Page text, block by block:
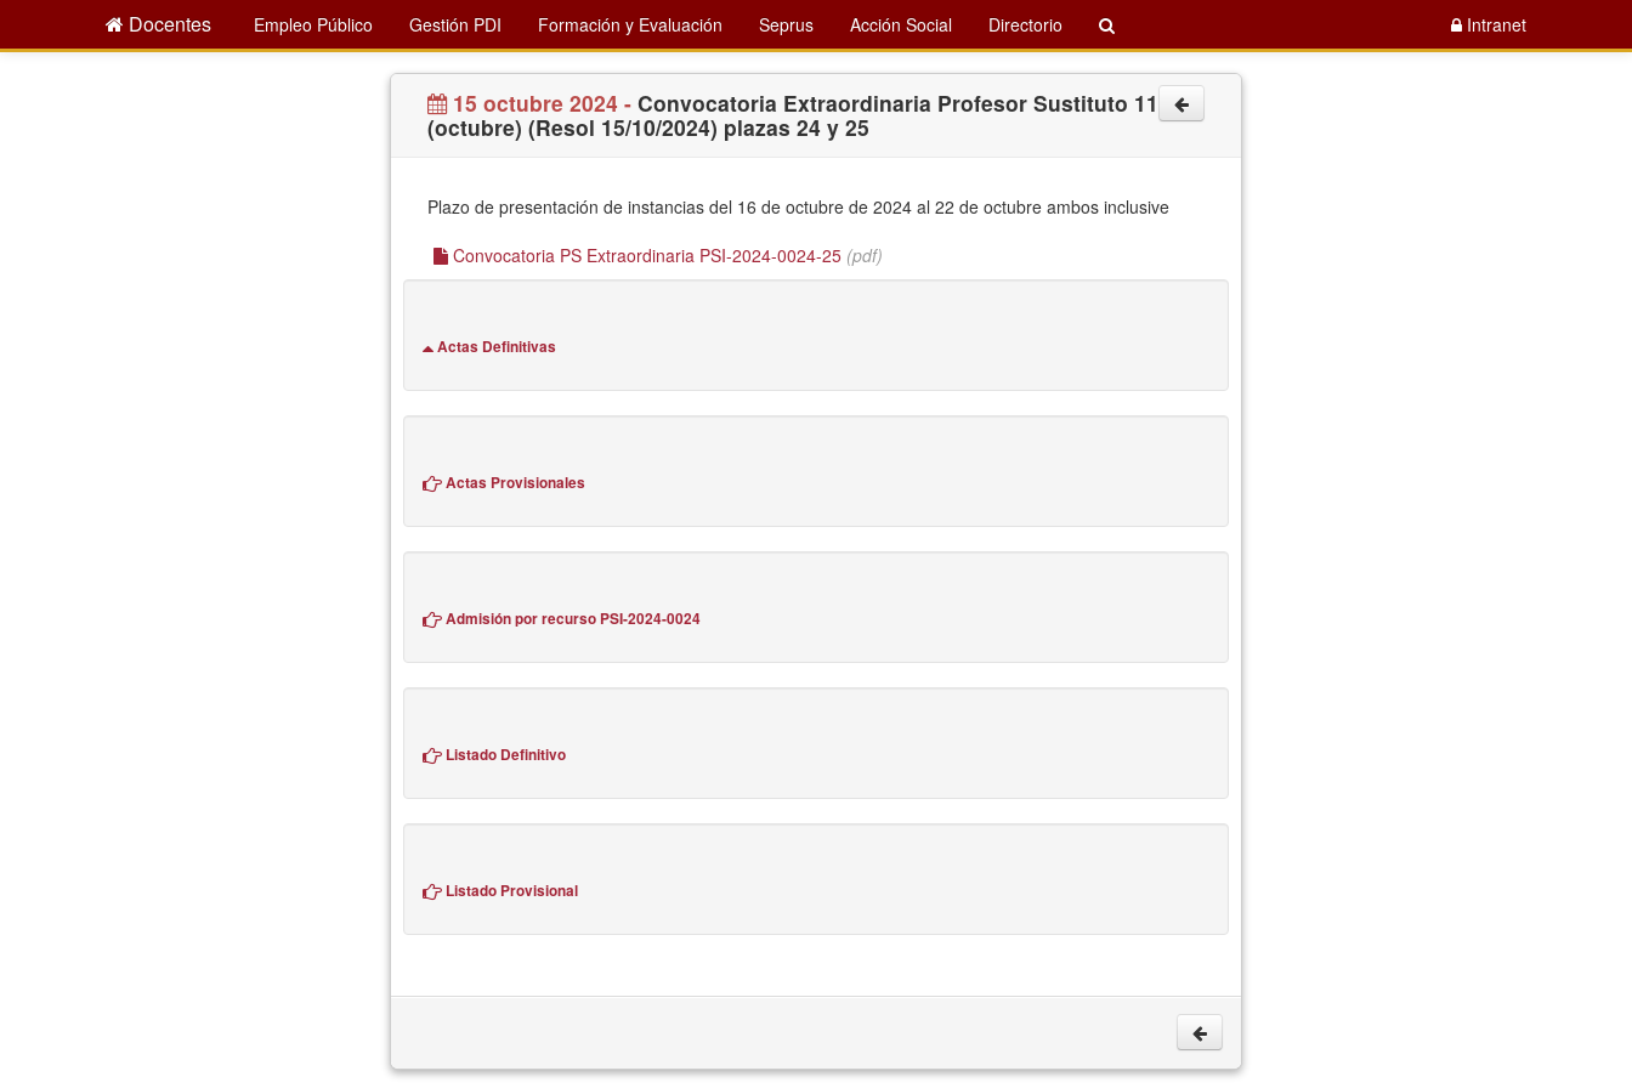
Docentes Intranet
Empleo Público Gestión PDI Formación y Evaluación Seprus Acción Social Directorio
15 octubre 2024 - Convocatoria Extraordinaria Profesor Sustituto 11
(octubre) (Resol 15/10/2024) plazas 24 y 25
Plazo de presentación de instancias del 16 de octubre de 2024 al 22 de octubre ambos inclusive
Convocatoria PS Extraordinaria PSI-2024-0024-25 (pdf)
Actas Definitivas
Actas Provisionales
Admisión por recurso PSI-2024-0024
Listado Definitivo
Listado Provisional